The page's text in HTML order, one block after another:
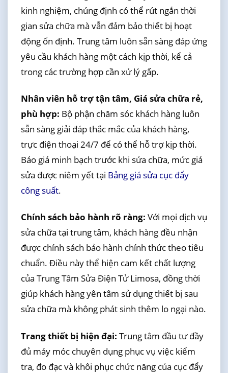
kinh nghiệm, chúng định có thể rút ngắn thời
gian sửa chữa mà vẫn đảm bảo thiết bị hoạt
động ổn định. Trung tâm luôn sẵn sàng đáp ứng
yêu cầu khách hàng một cách kịp thời, kể cả
trong các trường hợp cần xử lý gấp.
Nhân viên hỗ trợ tận tâm, Giá sửa chữa rẻ,
phù hợp: Bộ phận chăm sóc khách hàng luôn
sẵn sàng giải đáp thắc mắc của khách hàng,
trực điện thoại 24/7 để có thể hỗ trợ kịp thời.
Báo giá minh bạch trước khi sửa chữa, mức giá
sửa được niêm yết tại Bảng giá sửa cục đẩy
công suất.
Chính sách bảo hành rõ ràng: Với mọi dịch vụ
sửa chữa tại trung tâm, khách hàng đều nhận
được chính sách bảo hành chính thức theo tiêu
chuẩn. Điều này thể hiện cam kết chất lượng
của Trung Tâm Sửa Điện Tử Limosa, đồng thời
giúp khách hàng yên tâm sử dụng thiết bị sau
sửa chữa mà không phát sinh thêm lo ngại nào.
Trang thiết bị hiện đại: Trung tâm đầu tư đầy
đủ máy móc chuyên dụng phục vụ việc kiểm
tra, đo đạc và khôi phục chức năng của cục đẩy